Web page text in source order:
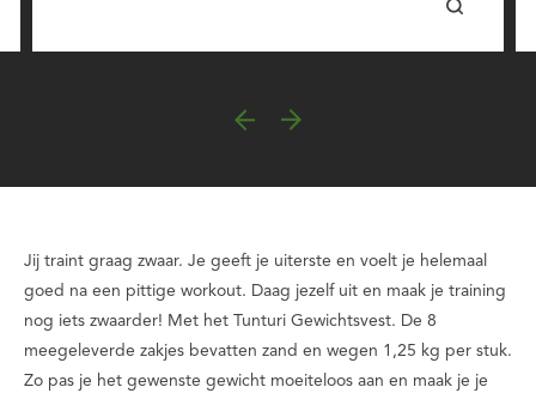
Jij traint graag zwaar. Je geeft je uiterste en voelt je helemaal
goed na een pittige workout. Daag jezelf uit en maak je training
nog iets zwaarder! Met het Tunturi Gewichtsvest. De 8
meegeleverde zakjes bevatten zand en wegen 1,25 kg per stuk.
Zo pas je het gewenste gewicht moeiteloos aan en maak je je